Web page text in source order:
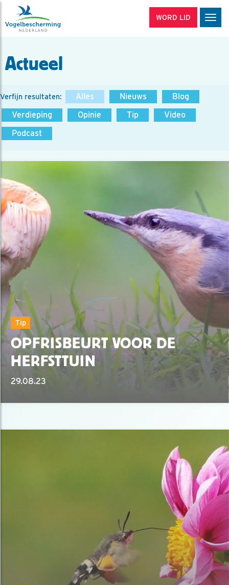
WORD LID
Actueel
Verfijn resultaten: Alles Nieuws
Blog
Verdieping
Opinie Tip
Video
Podcast
Tip
OPFRISBEURT VOOR DE
HERFSTTUIN
29.08.23